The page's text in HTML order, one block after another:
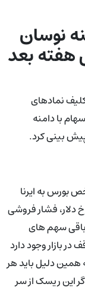
نوسان
هفته بعد
نمادهای
با دامنه
بینی کرد.
بورس به ایرنا
دلار، فشار فروشی
باقی سهم های
در بازار وجود دارد
همین دلیل باید هر
این ریسک از سر